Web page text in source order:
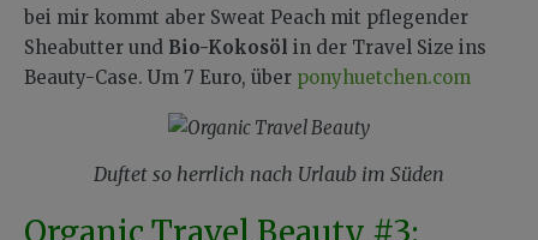
bei mir kommt aber Sweat Peach mit pflegender
Sheabutter und Bio-Kokosöl in der Travel Size ins
Beauty-Case. Um 7 Euro, über ponyhuetchen.com
Duftet so herrlich nach Urlaub im Süden